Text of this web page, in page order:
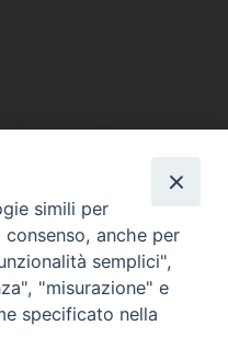
DI ALBANO
- Fax.: 06.9323844
Ore: 9:00 - 13:00
simili per
anche per
semplici",
"misurazione" e
specificato nella